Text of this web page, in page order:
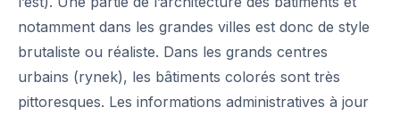
notamment dans les grandes villes est donc de style
brutaliste ou réaliste. Dans les grands centres
urbains (rynek), les bâtiments colorés sont très
pittoresques. Les informations administratives à jour